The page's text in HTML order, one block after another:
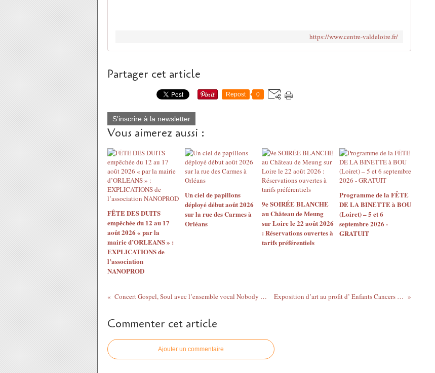
https://www.centre-valdeloire.fr/
Partager cet article
Repost 0
S'inscrire à la newsletter
Vous aimerez aussi :
FÊTE DES DUITS
empêchée du 12 au 17
août 2026 « par la
mairie d’ORLEANS » :
EXPLICATIONS de
l’association
NANOPROD
Un ciel de papillons
déployé début août 2026
sur la rue des Carmes à
Orléans
9e SOIRÉE BLANCHE
au Château de Meung
sur Loire le 22 août 2026
: Réservations ouvertes à
tarifs préférentiels
Programme de la FÊTE
DE LA BINETTE à BOU
(Loiret) – 5 et 6
septembre 2026 -
GRATUIT
Concert Gospel, Soul avec l’ensemble vocal Nobody Knows - Eglise St Étienne de Jargeau - Samedi 18 novembre 2023 à 20h Exposition d’art au profit d’ Enfants Cancers Santé - Château de St Jean le Blanc - 17 au 19 novembre 2023
Commenter cet article
Ajouter un commentaire